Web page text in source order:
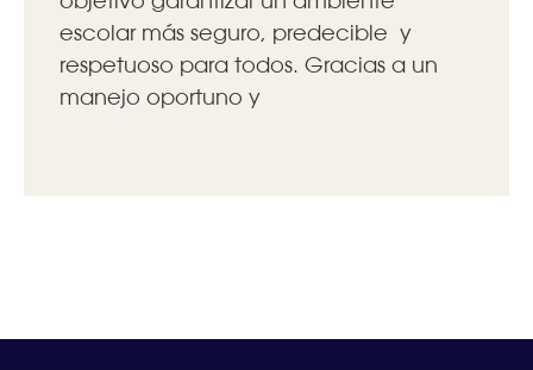
escolar más seguro, predecible y
respetuoso para todos. Gracias a un
manejo oportuno y